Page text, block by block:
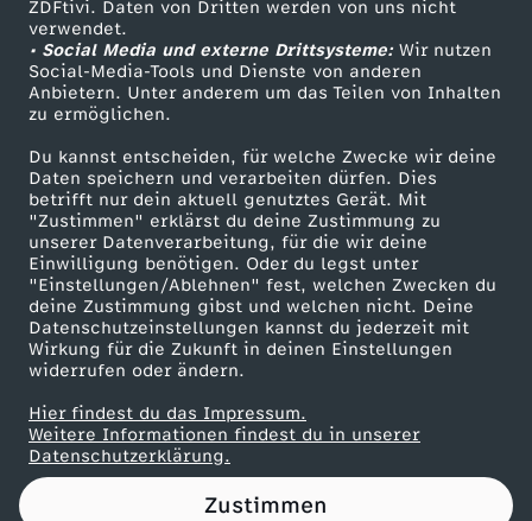
ZDFtivi. Daten von Dritten werden von uns nicht
verwendet.
• Social Media und externe Drittsysteme:Wir nutzen
Social-Media-Tools und Dienste von anderen
Anbietern. Unter anderem um das Teilen von Inhalten
zu ermöglichen.
Du kannst entscheiden, für welche Zwecke wir deine
Daten speichern und verarbeiten dürfen. Dies
betrifft nur dein aktuell genutztes Gerät. Mit
"Zustimmen" erklärst du deine Zustimmung zu
unserer Datenverarbeitung, für die wir deine
Einwilligung benötigen. Oder du legst unter
"Einstellungen/Ablehnen" fest, welchen Zwecken du
deine Zustimmung gibst und welchen nicht. Deine
Datenschutzeinstellungen kannst du jederzeit mit
Wirkung für die Zukunft in deinen Einstellungen
widerrufen oder ändern.
Hier findest du das Impressum.
Weitere Informationen findest du in unserer
Datenschutzerklärung.
Zustimmen
n
i
n
r
e
a
l
!
D
ZDF Unternehmen
Karriere
ZDF goes Schule
Werbefernsehen
Mainzelmännchen
Partner